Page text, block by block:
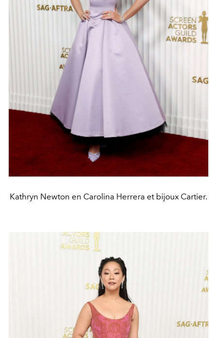
Kathryn Newton en Carolina Herrera et bijoux Cartier.